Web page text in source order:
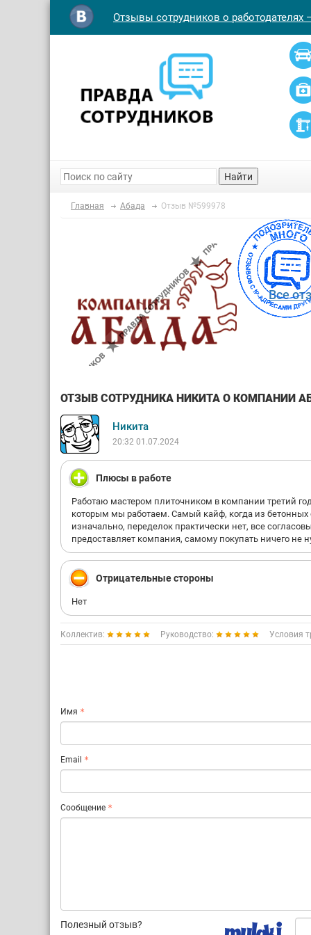
Отзывы сотрудников о
Найти
Главная Абада Отзыв №599978
Все
ОТЗЫВ СОТРУДНИКА НИКИТА О КОМПАНИИ
Никита
20:32 01.07.2024
Плюсы в работе
Работаю мастером плиточником в компании третий
которым мы работаем. Самый кайф, когда из
изначально, переделок практически нет, все
предоставляет компания, самому покупать ничего не
Отрицательные стороны
Нет
Коллектив: Руководство: Условия
Имя
Email
Сообщение
Полезный отзыв?